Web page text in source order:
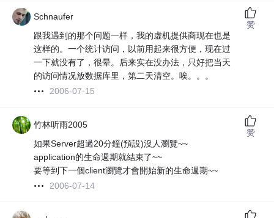
Schnaufer
跟我遇到的那个问题一样，我的虚机提供商现在也是
这样的。一个统计访问，以前用起来很方便，现在过
一下就没有了，很晕。后来实在没办法，只好把当天
的访问情况放数据库里，第二天清空。唉。。。
2006-07-15
赞
竹林听雨2005
如果Server超過20分鐘(預設)沒人瀏覽~~
application的生命週期就結束了~~
要等到下一個client瀏覽才會開始新的生命週期~~
2006-07-14
赞